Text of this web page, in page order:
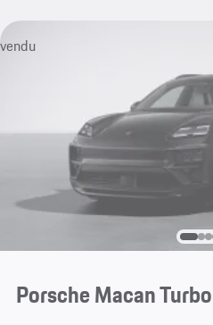
vendu
Porsche Macan Turbo